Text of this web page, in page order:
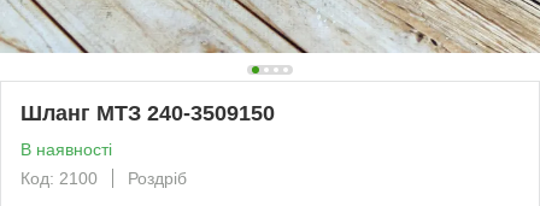
Шланг МТЗ 240-3509150
В наявності
Код: 2100
Роздріб